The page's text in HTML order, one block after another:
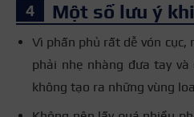
Một số lưu ý
Vì phấn phủ rất dễ vón cục,
phải nhẹ nhàng đưa tay
không tạo ra những vùng